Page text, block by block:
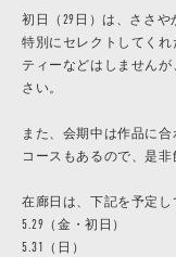
初日（29日）は、ささや
特別にセレクトしてく
ティーなどはしません
さい。
また、会期中は作品に
コースもあるので、是非
在廊日は、下記を予定し
5.29（金・初日）
5.31（日）